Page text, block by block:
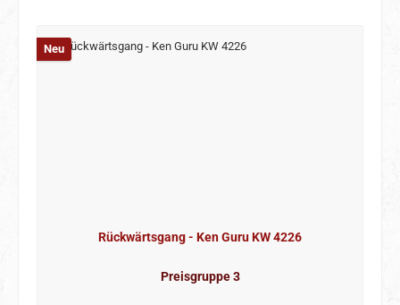
Neu
Rückwärtsgang - Ken Guru KW 4226
Preisgruppe 3